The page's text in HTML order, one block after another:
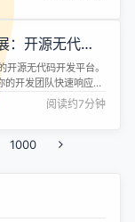
员杨立鹏回应表示，
刷票等...
：开源无代码 /
源无代码开发平台。
的开发团队快速响应变
几年时间和数百万资金
。
在线 Demo 汇总一周
往我们的博客查看。
本更新包括三个分支：
阅读约7分钟
1000